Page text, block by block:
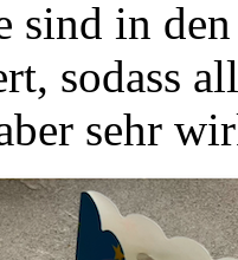
sind in
sodass
sehr